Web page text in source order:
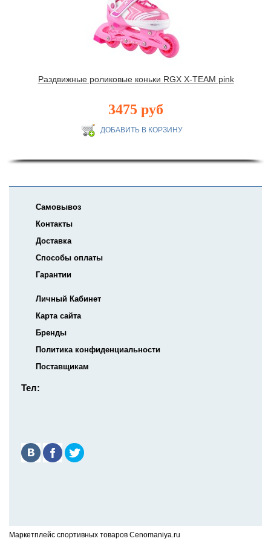
Раздвижные роликовые коньки RGX X-TEAM pink
3475 руб
Самовывоз
Контакты
Доставка
Способы оплаты
Гарантии
Личный Кабинет
Карта сайта
Бренды
Политика конфиденциальности
Поставщикам
Тел:
Маркетплейс спортивных товаров Cenomaniya.ru